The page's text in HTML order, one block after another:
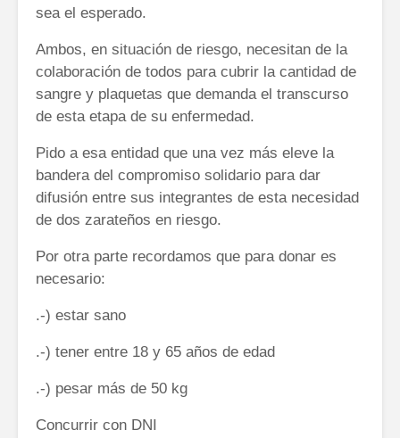
sea el esperado.
Ambos, en situación de riesgo, necesitan de la
colaboración de todos para cubrir la cantidad de
sangre y plaquetas que demanda el transcurso
de esta etapa de su enfermedad.
Pido a esa entidad que una vez más eleve la
bandera del compromiso solidario para dar
difusión entre sus integrantes de esta necesidad
de dos zarateños en riesgo.
Por otra parte recordamos que para donar es
necesario:
.-) estar sano
.-) tener entre 18 y 65 años de edad
.-) pesar más de 50 kg
Concurrir con DNI